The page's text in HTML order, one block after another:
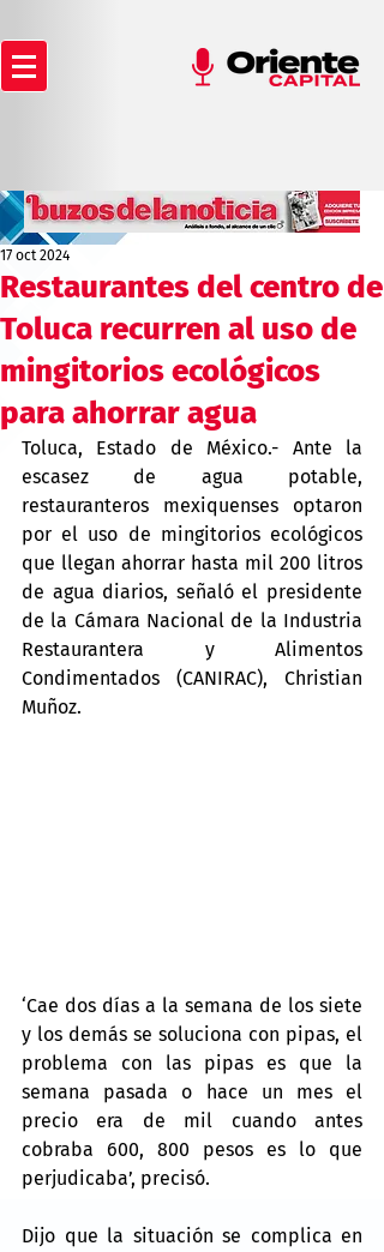
Restaurantes del centro de
Toluca recurren al uso de
mingitorios ecológicos
para ahorrar agua
17 oct 2024
Toluca, Estado de México.- Ante la
escasez de agua potable,
restauranteros mexiquenses optaron
por el uso de mingitorios ecológicos
que llegan ahorrar hasta mil 200 litros
de agua diarios, señaló el presidente
de la Cámara Nacional de la Industria
Restaurantera y Alimentos
Condimentados (CANIRAC), Christian
Muñoz.
‘Cae dos días a la semana de los siete
y los demás se soluciona con pipas, el
problema con las pipas es que la
semana pasada o hace un mes el
precio era de mil cuando antes
cobraba 600, 800 pesos es lo que
perjudicaba’, precisó.
Dijo que la situación se complica en